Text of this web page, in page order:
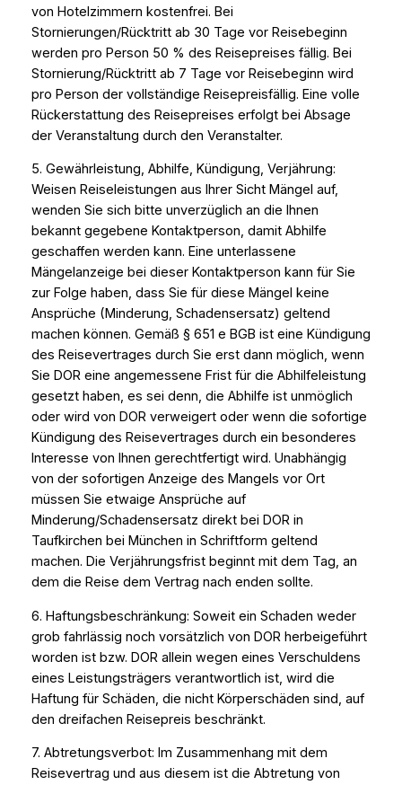
von Hotelzimmern kostenfrei. Bei
Stornierungen/Rücktritt ab 30 Tage vor Reisebeginn
werden pro Person 50 % des Reisepreises fällig. Bei
Stornierung/Rücktritt ab 7 Tage vor Reisebeginn wird
pro Person der vollständige Reisepreisfällig. Eine volle
Rückerstattung des Reisepreises erfolgt bei Absage
der Veranstaltung durch den Veranstalter.
5. Gewährleistung, Abhilfe, Kündigung, Verjährung:
Weisen Reiseleistungen aus Ihrer Sicht Mängel auf,
wenden Sie sich bitte unverzüglich an die Ihnen
bekannt gegebene Kontaktperson, damit Abhilfe
geschaffen werden kann. Eine unterlassene
Mängelanzeige bei dieser Kontaktperson kann für Sie
zur Folge haben, dass Sie für diese Mängel keine
Ansprüche (Minderung, Schadensersatz) geltend
machen können. Gemäß § 651 e BGB ist eine Kündigung
des Reisevertrages durch Sie erst dann möglich, wenn
Sie DOR eine angemessene Frist für die Abhilfeleistung
gesetzt haben, es sei denn, die Abhilfe ist unmöglich
oder wird von DOR verweigert oder wenn die sofortige
Kündigung des Reisevertrages durch ein besonderes
Interesse von Ihnen gerechtfertigt wird. Unabhängig
von der sofortigen Anzeige des Mangels vor Ort
müssen Sie etwaige Ansprüche auf
Minderung/Schadensersatz direkt bei DOR in
Taufkirchen bei München in Schriftform geltend
machen. Die Verjährungsfrist beginnt mit dem Tag, an
dem die Reise dem Vertrag nach enden sollte.
6. Haftungsbeschränkung: Soweit ein Schaden weder
grob fahrlässig noch vorsätzlich von DOR herbeigeführt
worden ist bzw. DOR allein wegen eines Verschuldens
eines Leistungsträgers verantwortlich ist, wird die
Haftung für Schäden, die nicht Körperschäden sind, auf
den dreifachen Reisepreis beschränkt.
7. Abtretungsverbot: Im Zusammenhang mit dem
Reisevertrag und aus diesem ist die Abtretung von